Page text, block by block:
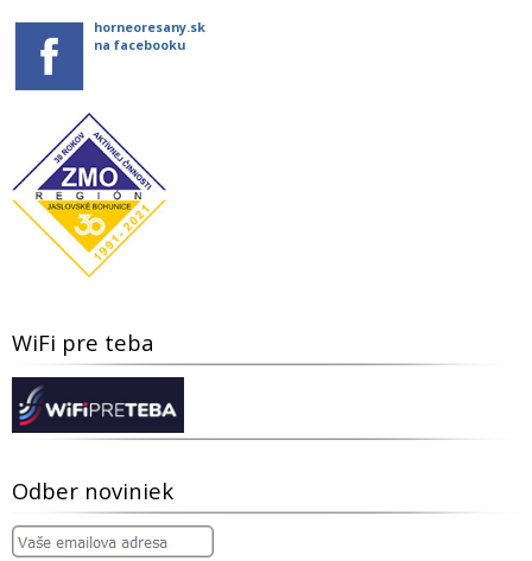
horneoresany.sk
na facebooku
WiFi pre teba
Odber noviniek